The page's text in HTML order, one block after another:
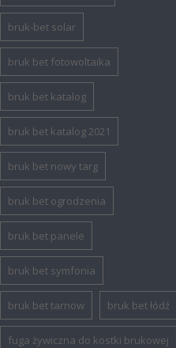
bruk-bet solar
bruk bet fotowoltaika
bruk bet katalog
bruk bet katalog 2021
bruk bet nowy targ
bruk bet ogrodzenia
bruk bet panele
bruk bet symfonia
bruk bet tarnow bruk bet łódź
fuga żywiczna do kostki brukowej